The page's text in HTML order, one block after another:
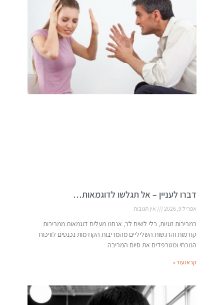
דברו לעניין – אל תגלשו לדוגמאות…
אפריל 9, 2026 אין תגובות
במריבות זוגיות, בלי לשים לב, אנחנו מעלים דוגמאות ממריבות
קודמות והרגשות השליליים מהמריבות הקודמות נכנסים לוויכוח
הנוכחי ומטרפדים את סיום המריבה
קראו עוד »